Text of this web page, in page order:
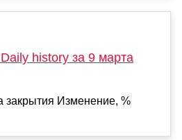
history за 9 марта
закрытия Изменение, %